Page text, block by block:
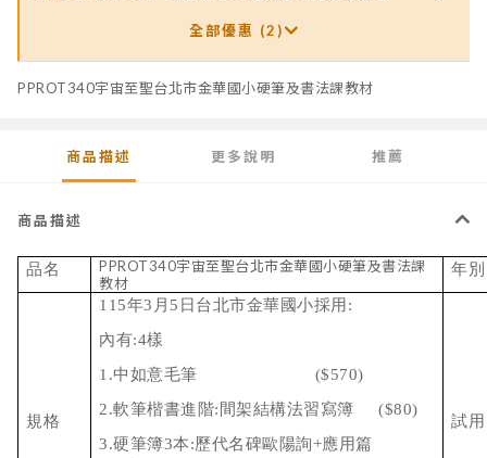
全部優惠 (2)
PPROT340宇宙至聖台北市金華國小硬筆及書法課教材
商品描述 更多說明 推薦
商品描述
品名
PPROT340宇宙至聖台北市金華國小硬筆及書法課
教材
年別
規格
115年3月5日台北市金華國小採用:
內有:4樣
1.中如意毛筆 ($570)
2.軟筆楷書進階:間架結構法習寫簿 ($80)
3.硬筆簿3本:歷代名碑歐陽詢+應用篇
試用